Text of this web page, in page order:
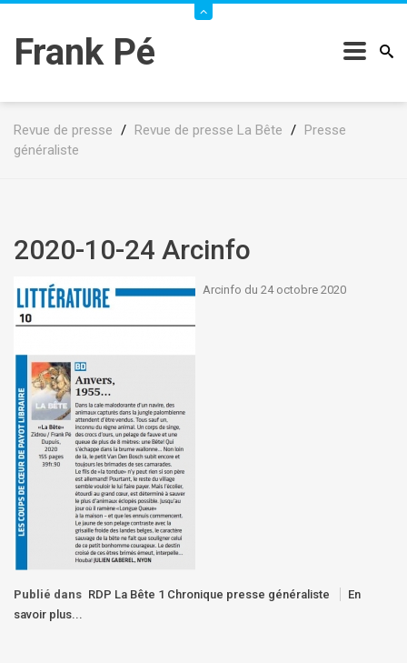
Frank Pé
Revue de presse / Revue de presse La Bête / Presse
généraliste
2020-10-24 Arcinfo
Arcinfo du 24 octobre 2020
Publié dans RDP La Bête 1 Chronique presse généraliste
En
savoir plus...